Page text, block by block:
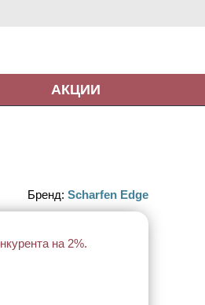
АКЦИИ
Бренд: Scharfen Edge
на 2%.